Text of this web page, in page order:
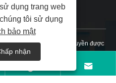
New Energy LLC Mọi quyền được
|

dụng trang web
tôi sử dụng
bảo mật
nhận